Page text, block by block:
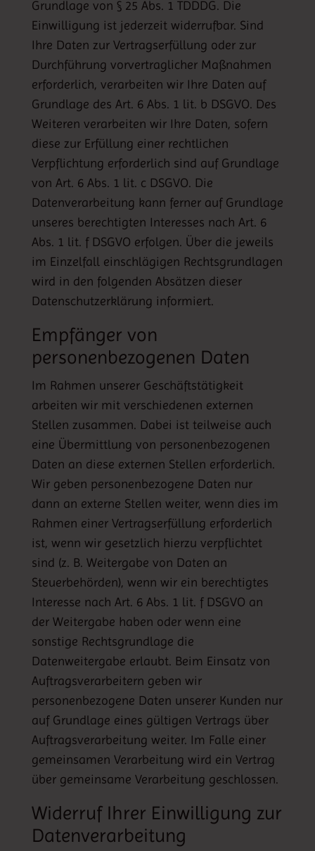
Grundlage von § 25 Abs. 1 TDDDG. Die
Einwilligung ist jederzeit widerrufbar. Sind
Ihre Daten zur Vertragserfüllung oder zur
Durchführung vorvertraglicher Maßnahmen
erforderlich, verarbeiten wir Ihre Daten auf
Grundlage des Art. 6 Abs. 1 lit. b DSGVO. Des
Weiteren verarbeiten wir Ihre Daten, sofern
diese zur Erfüllung einer rechtlichen
Verpflichtung erforderlich sind auf Grundlage
von Art. 6 Abs. 1 lit. c DSGVO. Die
Datenverarbeitung kann ferner auf Grundlage
unseres berechtigten Interesses nach Art. 6
Abs. 1 lit. f DSGVO erfolgen. Über die jeweils
im Einzelfall einschlägigen Rechtsgrundlagen
wird in den folgenden Absätzen dieser
Datenschutzerklärung informiert.
Empfänger von
personenbezogenen Daten
Im Rahmen unserer Geschäftstätigkeit
arbeiten wir mit verschiedenen externen
Stellen zusammen. Dabei ist teilweise auch
eine Übermittlung von personenbezogenen
Daten an diese externen Stellen erforderlich.
Wir geben personenbezogene Daten nur
dann an externe Stellen weiter, wenn dies im
Rahmen einer Vertragserfüllung erforderlich
ist, wenn wir gesetzlich hierzu verpflichtet
sind (z. B. Weitergabe von Daten an
Steuerbehörden), wenn wir ein berechtigtes
Interesse nach Art. 6 Abs. 1 lit. f DSGVO an
der Weitergabe haben oder wenn eine
sonstige Rechtsgrundlage die
Datenweitergabe erlaubt. Beim Einsatz von
Auftragsverarbeitern geben wir
personenbezogene Daten unserer Kunden nur
auf Grundlage eines gültigen Vertrags über
Auftragsverarbeitung weiter. Im Falle einer
gemeinsamen Verarbeitung wird ein Vertrag
über gemeinsame Verarbeitung geschlossen.
Widerruf Ihrer Einwilligung zur
Datenverarbeitung